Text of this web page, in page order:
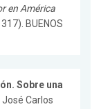
en América
BUENOS
Sobre una
José Carlos